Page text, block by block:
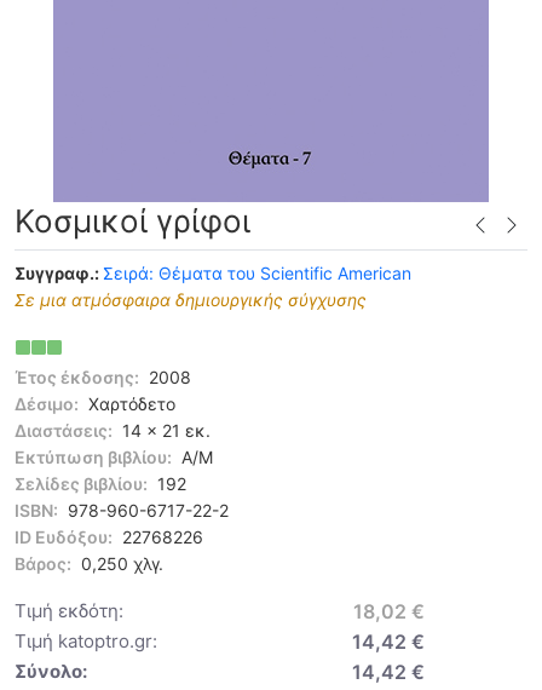
Κοσμικοί γρίφοι
Συγγραφ.: Σειρά: Θέματα του Scientific American
Σε μια ατμόσφαιρα δημιουργικής σύγχυσης
Έτος έκδοσης: 2008
Δέσιμο: Χαρτόδετο
Διαστάσεις: 14 x 21 εκ.
Εκτύπωση βιβλίου: Α/Μ
Σελίδες βιβλίου: 192
ISBN: 978-960-6717-22-2
ID Ευδόξου: 22768226
Βάρος: 0,250 χλγ.
Τιμή εκδότη: 18,02 €
Τιμή katoptro.gr: 14,42 €
Σύνολο: 14,42 €